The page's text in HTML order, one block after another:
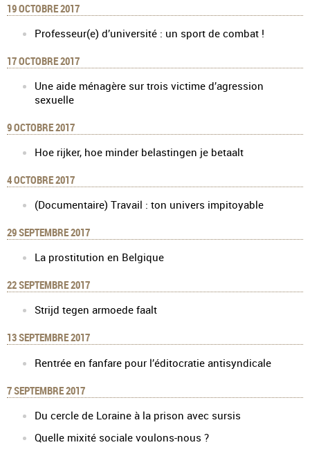
19 OCTOBRE 2017
Professeur(e) d’université : un sport de combat !
17 OCTOBRE 2017
Une aide ménagère sur trois victime d’agression
sexuelle
9 OCTOBRE 2017
Hoe rijker, hoe minder belastingen je betaalt
4 OCTOBRE 2017
(Documentaire) Travail : ton univers impitoyable
29 SEPTEMBRE 2017
La prostitution en Belgique
22 SEPTEMBRE 2017
Strijd tegen armoede faalt
13 SEPTEMBRE 2017
Rentrée en fanfare pour l’éditocratie antisyndicale
7 SEPTEMBRE 2017
Du cercle de Loraine à la prison avec sursis
Quelle mixité sociale voulons-nous ?